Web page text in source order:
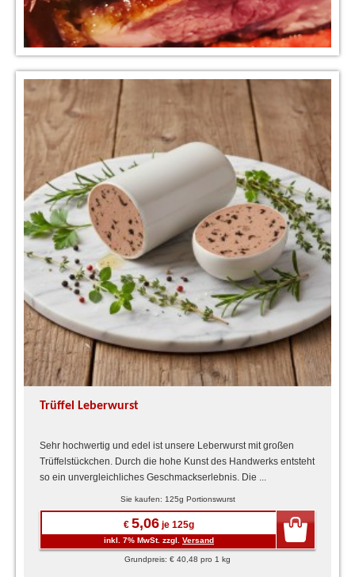
Trüffel Leberwurst
Sehr hochwertig und edel ist unsere Leberwurst mit großen
Trüffelstückchen. Durch die hohe Kunst des Handwerks entsteht
so ein unvergleichliches Geschmackserlebnis. Die ...
Sie kaufen: 125g Portionswurst
€ 5,06 je 125g
inkl. 7% MwSt. zzgl. Versand
Grundpreis: € 40,48 pro 1 kg